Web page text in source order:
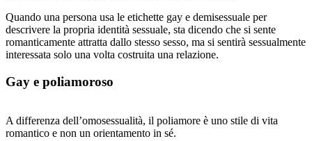
Quando una persona usa le etichette gay e demisessuale per
descrivere la propria identità sessuale, sta dicendo che si sente
romanticamente attratta dallo stesso sesso, ma si sentirà sessualmente
interessata solo una volta costruita una relazione.
Gay e poliamoroso
A differenza dell’omosessualità, il poliamore è uno stile di vita
romantico e non un orientamento in sé.